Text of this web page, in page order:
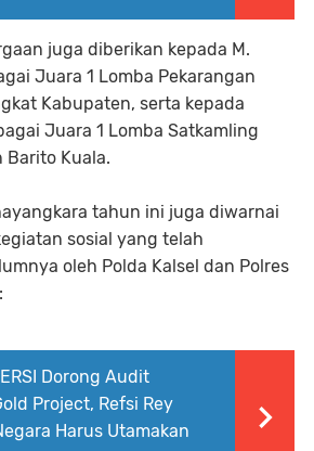
juga diberikan kepada M.
Juara 1 Lomba Pekarangan
Kabupaten, serta kepada
Juara 1 Lomba Satkamling
Kuala.
tahun ini juga diwarnai
sosial yang telah
oleh Polda Kalsel dan Polres
Dorong Audit
Project, Refsi Rey
Harus Utamakan